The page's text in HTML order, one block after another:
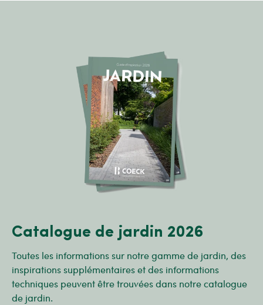
Catalogue de jardin 2026
Toutes les informations sur notre gamme de jardin, des
inspirations supplémentaires et des informations
techniques peuvent être trouvées dans notre catalogue
de jardin.